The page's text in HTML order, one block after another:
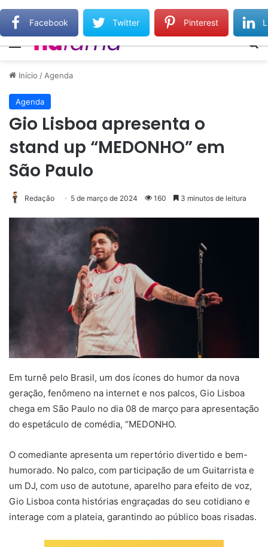
Gilberto Gil relembra Preta Gil e destaca força do legado deixado pela filha
Início / Agenda
Agenda
Gio Lisboa apresenta o
stand up “MEDONHO” em
São Paulo
Redação 5 de março de 2024 160 3 minutos de leitura
Em turnê pelo Brasil, um dos ícones do humor da nova
geração, fenômeno na internet e nos palcos, Gio Lisboa
chega em São Paulo no dia 08 de março para apresentação
do espetáculo de comédia, “MEDONHO.
O comediante apresenta um repertório divertido e bem-
humorado. No palco, com participação de um Guitarrista e
um DJ, com uso de autotune, aparelho para efeito de voz,
Gio Lisboa conta histórias engraçadas do seu cotidiano e
interage com a plateia, garantindo ao público boas risadas.
Facebook Twitter Pinterest